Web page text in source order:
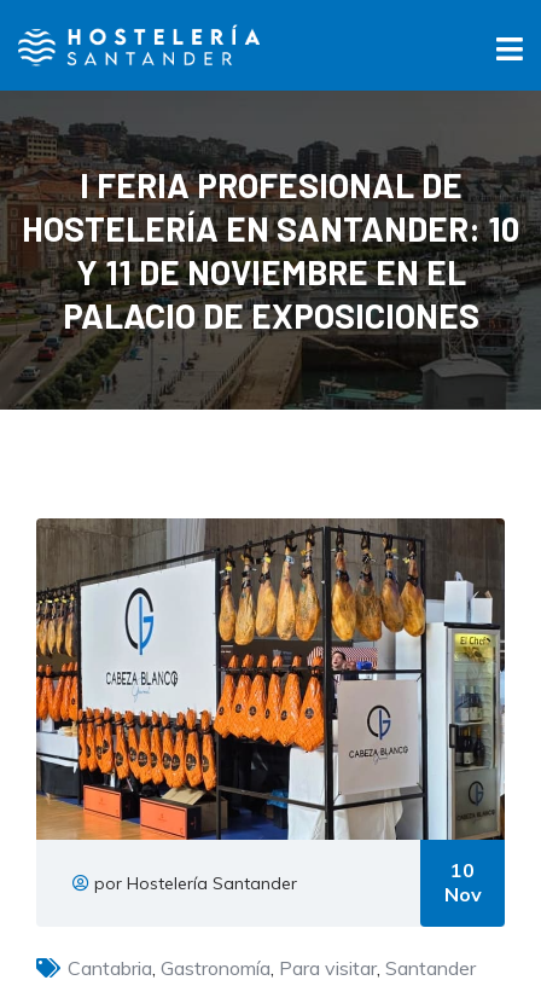
I FERIA PROFESIONAL DE
HOSTELERÍA EN SANTANDER: 10
Y 11 DE NOVIEMBRE EN EL
PALACIO DE EXPOSICIONES
por Hostelería Santander
10
Nov
Cantabria Gastronomía Para visitar, Santander